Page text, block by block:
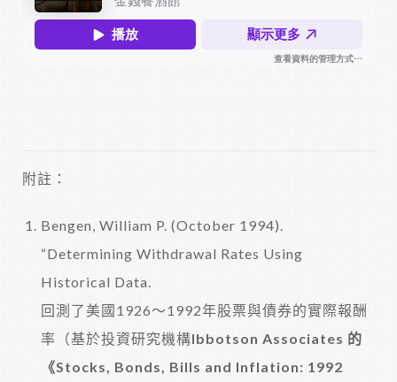
附註：
Bengen, William P. (October 1994).
“Determining Withdrawal Rates Using
Historical Data.
回測了美國1926～1992年股票與債券的實際報酬
率（基於投資研究機構Ibbotson Associates 的
《Stocks, Bonds, Bills and Inflation: 1992